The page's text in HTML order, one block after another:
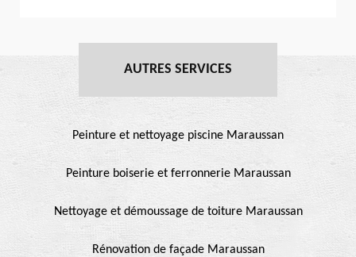
AUTRES SERVICES
Peinture et nettoyage piscine Maraussan
Peinture boiserie et ferronnerie Maraussan
Nettoyage et démoussage de toiture Maraussan
Rénovation de façade Maraussan